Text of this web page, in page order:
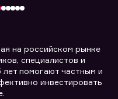
на российском рынке
специалистов и
помогают частным и
инвестировать
отправлено. Мы
время.
отправлено. Мы
время.
компанию.
отправлена.